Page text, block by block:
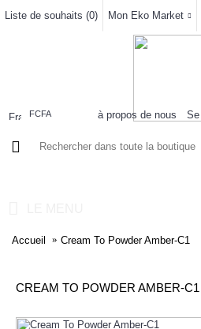
Liste de souhaits (0) Mon Eko Market
FCFA à propos de nous
Accueil Cream To Powder Amber-C1
CREAM TO POWDER AMBER-C1